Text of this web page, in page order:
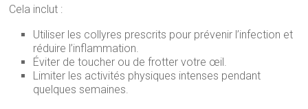
Cela inclut :
Utiliser les collyres prescrits pour prévenir l’infection et
réduire l’inflammation.
Éviter de toucher ou de frotter votre œil.
Limiter les activités physiques intenses pendant
quelques semaines.